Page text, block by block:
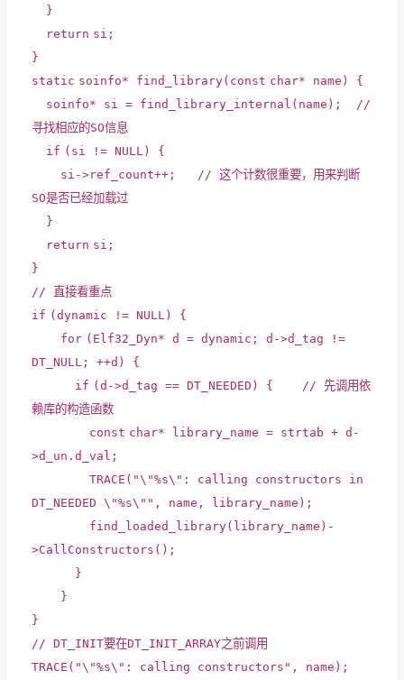
}
return si;
}
static soinfo* find_library(const char* name) {
soinfo* si = find_library_internal(name);
//
寻找相应的SO信息
if (si != NULL) {
si->ref_count++;
// 这个计数很重要，用来判断
SO是否已经加载过
}
return si;
}
// 直接看重点
if (dynamic != NULL) {
for (Elf32_Dyn* d = dynamic; d->d_tag !=
DT_NULL; ++d) {
if (d->d_tag == DT_NEEDED) {
// 先调用依
赖库的构造函数
const char* library_name = strtab + d-
>d_un.d_val;
TRACE( "\"%s\": calling constructors in
DT_NEEDED \"%s\"" , name, library_name);
find_loaded_library(library_name)-
>CallConstructors();
}
}
}
// DT_INIT要在DT_INIT_ARRAY之前调用
TRACE( "\"%s\": calling constructors" , name);